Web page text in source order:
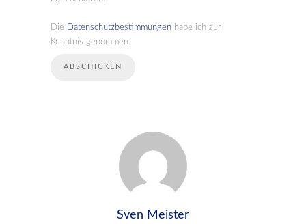
Die Datenschutzbestimmungen habe ich zur
Kenntnis genommen.
Sven Meister